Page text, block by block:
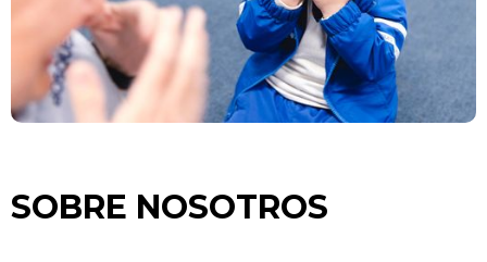
SOBRE NOSOTROS